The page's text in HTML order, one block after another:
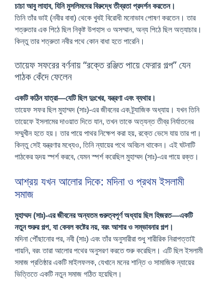
চাচা আবু লাহাব, যিনি মুসলিমদের বিরুদ্ধে তীব্রতা প্রদর্শন করতেন।
তিনি তাঁর ভাই (নবীর বাবা) থেকে খুবই বিরোধী মনোভাব পোষণ করতেন। তার
শত্রুতার এক পিঠে ছিল নিকৃষ্ট উপহাস ও অসম্মান, অন্য পিঠে ছিল অত্যাচার।
কিন্তু তার শত্রুতা নবীর পথে কোন বাধা হতে পারেনি।
তায়েফ সফরের বর্ণনায় “রক্তে রঞ্জিত পায়ে ফেরার গল্প” যেন
পাঠক কেঁদে ফেলেন
একটি কঠিন যাত্রা—যেটি ছিল দুঃখের, যন্ত্রণা এবং ব্যথার।
তায়েফ সফর ছিল মুহাম্মদ (সাঃ)-এর জীবনের এক ট্র্যাজিক অধ্যায়। যখন তিনি
তায়েফে ইসলামের দাওয়াত দিতে যান, তখন তাকে অত্যন্ত তীব্র নির্যাতনের
সম্মুখীন হতে হয়। তার পায়ে পাথর নিক্ষেপ করা হয়, রক্তে ভেসে যায় তার পা।
কিন্তু সেই যন্ত্রণার মধ্যেও, তিনি ন্যায়ের পথে অবিচল থাকেন। এই ঘটনাটি
পাঠকের হৃদয় স্পর্শ করবে, যেমন স্পর্শ করেছিল মুহাম্মদ (সাঃ)-এর পায়ে রক্ত।
আশ্রয় যখন আলোর দিকে: মদিনা ও প্রথম ইসলামী
সমাজ
মুহাম্মদ (সাঃ)-এর জীবনের অন্যতম গুরুত্বপূর্ণ অধ্যায় ছিল হিজরত—একটি
নতুন শুরুর গল্প, যা কেবল কষ্টের নয়, বরং আশার ও সম্ভাবনার গল্প।
মদিনা পৌঁছানোর পর, নবী (সাঃ) এবং তাঁর অনুসারীরা শুধু শারীরিক নিরাপত্তাই
পায়নি, বরং তারা আলোর পথের অনুসরণ করতে শুরু করেছিল। এটি ছিল ইসলামী
সমাজ প্রতিষ্ঠার একটি মাইলফলক, যেখানে মনের শান্তি ও সামাজিক ন্যায়ের
ভিত্তিতে একটি নতুন সমাজ গঠিত হয়েছিল।